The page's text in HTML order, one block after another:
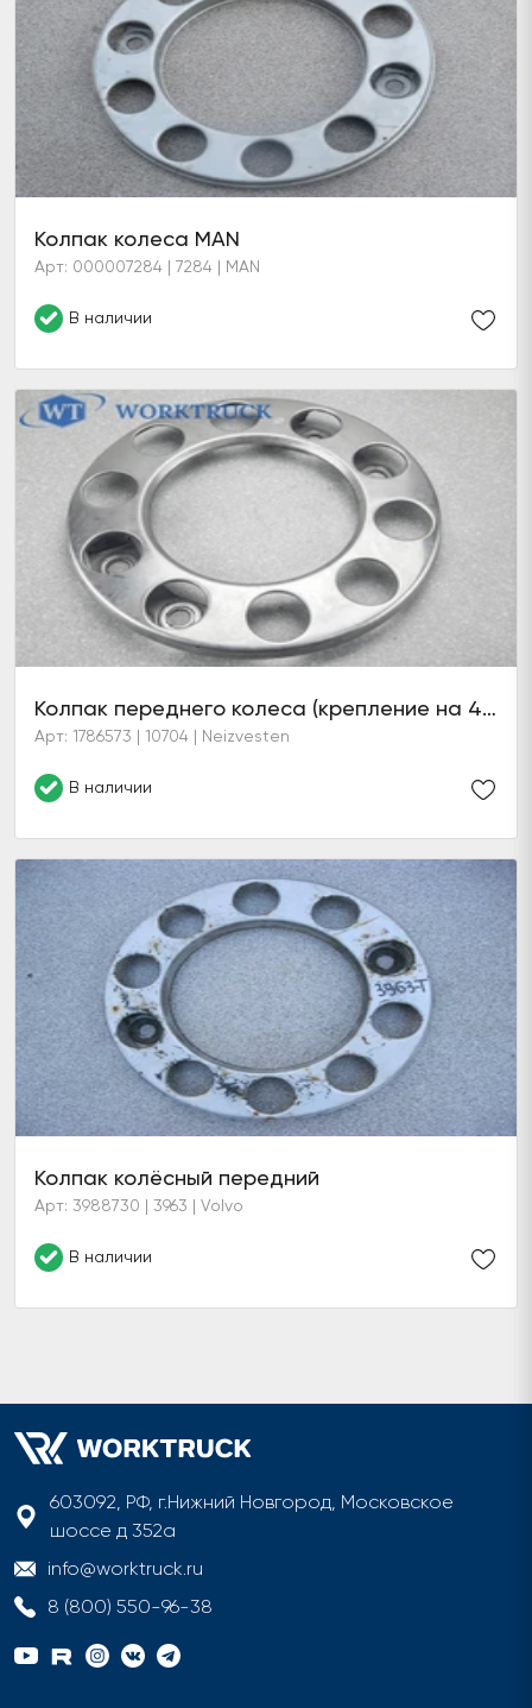
Колпак колеса MAN
Арт: 000007284 | 7284 | MAN
В наличии
Колпак переднего колеса (крепление на 4 шпильки)
Арт: 1786573 | 10704 | Neizvesten
В наличии
Колпак колёсный передний
Арт: 3988730 | 3963 | Volvo
В наличии
603092, РФ, г.Нижний Новгород, Московское
шоссе д 352а
info@worktruck.ru
8 (800) 550-96-38